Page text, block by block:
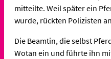
mitteilte. Weil später ein
wurde, rückten Polizisten
Die Beamtin, die selbst
Wotan ein und führte ihn